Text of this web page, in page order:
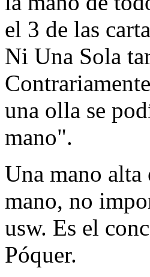
el 3 de las
Ni Una Sola
una olla se
mano".
Una mano alta
mano, no
usw. Es el
Póquer.